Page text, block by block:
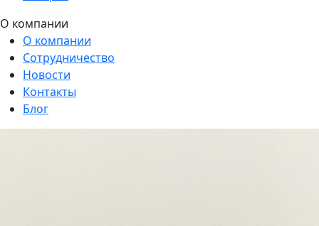
О компании
О компании
Сотрудничество
Новости
Контакты
Блог